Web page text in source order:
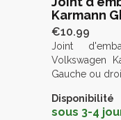
Karmann
€10.99
Joint
Volkswagen
Gauche ou
Disponibilité
sous 3-4